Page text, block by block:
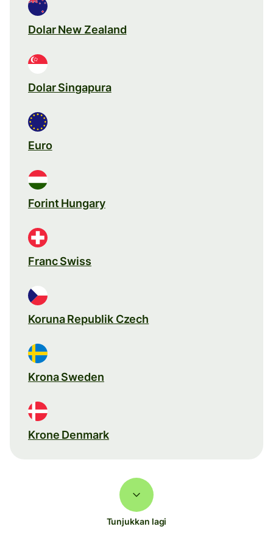
Dolar New Zealand
Dolar Singapura
Euro
Forint Hungary
Franc Swiss
Koruna Republik Czech
Krona Sweden
Krone Denmark
Tunjukkan lagi